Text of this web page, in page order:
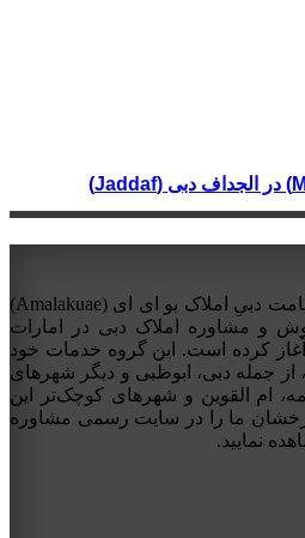
گروه مشاوره املاک و اخذ اقامت دبیِ املاک یو ای ای (Amalakuae)
فروش و مشاوره املاک دبی در امارات
کرده است. این گروه خدمات خود
از جمله دبی، ابوظبی و دیگر شهرهای
ام القوین و شهرهای کوچک‌تر این
ما را در سایت رسمی مشاوره